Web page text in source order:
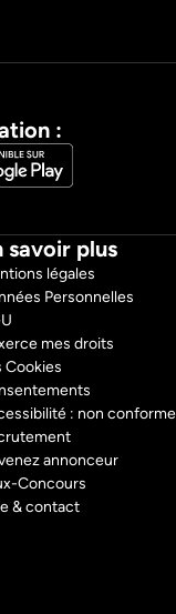
:
savoir plus
légales
Personnelles
mes droits
Cookies
: non conforme
annonceur
Concours
& contact